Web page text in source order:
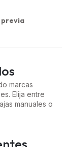
previa
marcas
Elija entre
manuales o